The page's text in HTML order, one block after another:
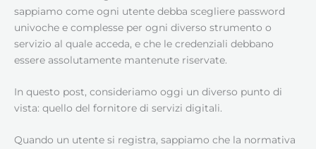
sappiamo come ogni utente debba scegliere password
univoche e complesse per ogni diverso strumento o
servizio al quale acceda, e che le credenziali debbano
essere assolutamente mantenute riservate.
In questo post, consideriamo oggi un diverso punto di
vista: quello del fornitore di servizi digitali.
Quando un utente si registra, sappiamo che la normativa